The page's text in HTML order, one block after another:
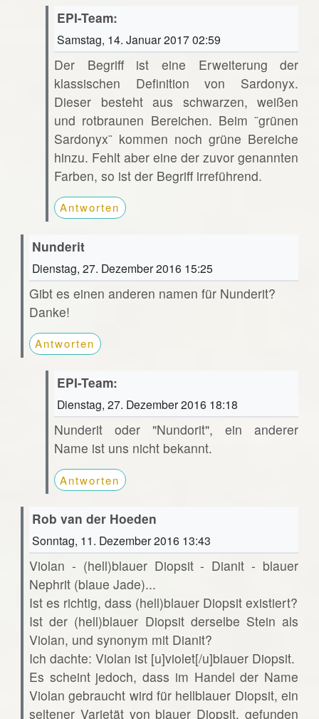
EPI-Team:
Samstag, 14. Januar 2017 02:59
Der Begriff ist eine Erweiterung der
klassischen Definition von Sardonyx.
Dieser besteht aus schwarzen, weißen
und rotbraunen Bereichen. Beim ¨grünen
Sardonyx¨ kommen noch grüne Bereiche
hinzu. Fehlt aber eine der zuvor genannten
Farben, so ist der Begriff irreführend.
Antworten
Nunderit
Dienstag, 27. Dezember 2016 15:25
Gibt es einen anderen namen für Nunderit?
Danke!
Antworten
EPI-Team:
Dienstag, 27. Dezember 2016 18:18
Nunderit oder "Nundorit", ein anderer
Name ist uns nicht bekannt.
Antworten
Rob van der Hoeden
Sonntag, 11. Dezember 2016 13:43
Violan - (hell)blauer Diopsit - Dianit - blauer
Nephrit (blaue Jade)...
Ist es richtig, dass (hell)blauer Diopsit existiert?
Ist der (hell)blauer Diopsit derselbe Stein als
Violan, und synonym mit Dianit?
Ich dachte: Violan ist [u]violet[/u]blauer Diopsit.
Es scheint jedoch, dass im Handel der Name
Violan gebraucht wird für hellblauer Diopsit, ein
seltener Varietät von blauer Diopsit, gefunden